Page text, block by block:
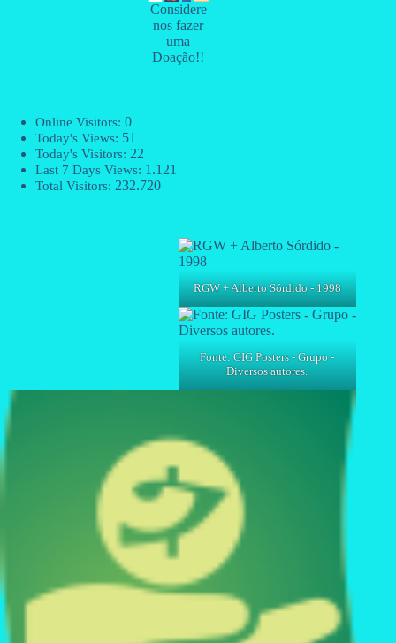
Considere
nos fazer
uma
Doação!!
Online Visitors: 0
Today's Views: 51
Today's Visitors: 22
Last 7 Days Views: 1.121
Total Visitors: 232.720
RGW + Alberto Sórdido - 1998
Fonte: GIG Posters - Grupo -
Diversos autores.